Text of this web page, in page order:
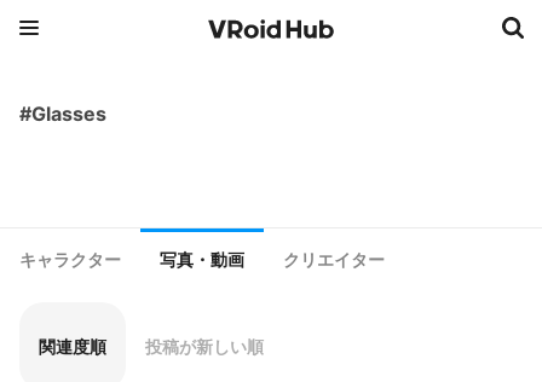
#Glasses
キャラクター 写真・動画 クリエイター
関連度順 投稿が新しい順